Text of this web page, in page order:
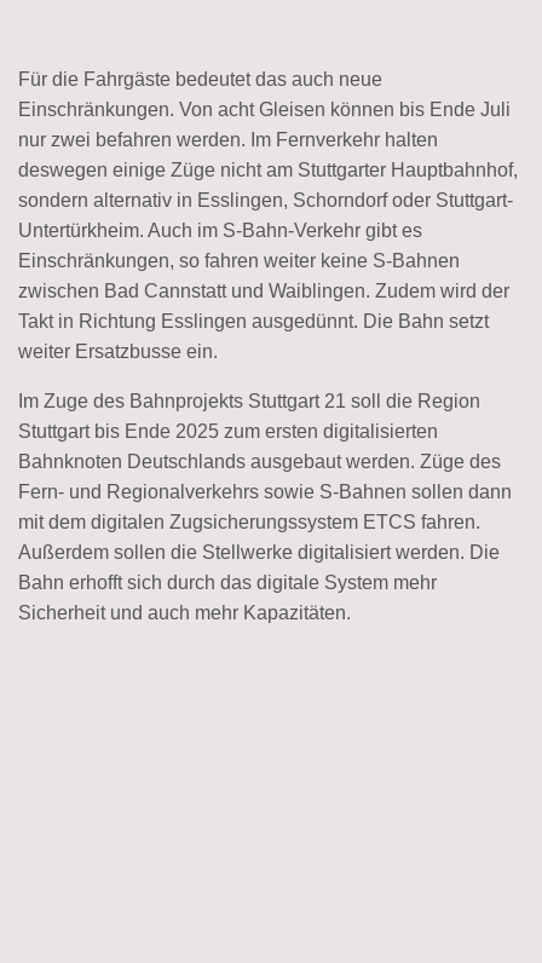
Für die Fahrgäste bedeutet das auch neue
Einschränkungen. Von acht Gleisen können bis Ende Juli
nur zwei befahren werden. Im Fernverkehr halten
deswegen einige Züge nicht am Stuttgarter Hauptbahnhof,
sondern alternativ in Esslingen, Schorndorf oder Stuttgart-
Untertürkheim. Auch im S-Bahn-Verkehr gibt es
Einschränkungen, so fahren weiter keine S-Bahnen
zwischen Bad Cannstatt und Waiblingen. Zudem wird der
Takt in Richtung Esslingen ausgedünnt. Die Bahn setzt
weiter Ersatzbusse ein.
Im Zuge des Bahnprojekts Stuttgart 21 soll die Region
Stuttgart bis Ende 2025 zum ersten digitalisierten
Bahnknoten Deutschlands ausgebaut werden. Züge des
Fern- und Regionalverkehrs sowie S-Bahnen sollen dann
mit dem digitalen Zugsicherungssystem ETCS fahren.
Außerdem sollen die Stellwerke digitalisiert werden. Die
Bahn erhofft sich durch das digitale System mehr
Sicherheit und auch mehr Kapazitäten.